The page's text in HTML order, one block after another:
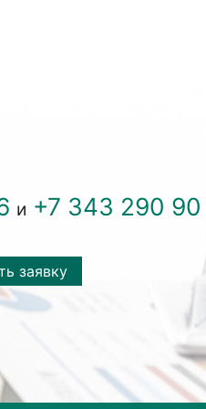
и +7 343 290 90
заявку